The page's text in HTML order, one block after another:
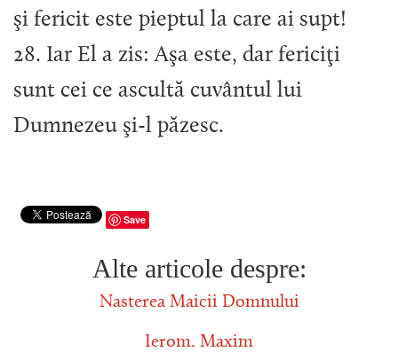
şi fericit este pieptul la care ai supt!
28. Iar El a zis: Aşa este, dar fericiţi
sunt cei ce ascultă cuvântul lui
Dumnezeu şi-l păzesc.
Save
Alte articole despre:
Nasterea Maicii Domnului
Ierom. Maxim